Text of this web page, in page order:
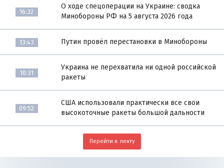
16:32
О ходе спецоперации на Украине: сводка
Минобороны РФ на 5 августа 2026 года
13:43 Путин провёл перестановки в Минобороны
10:31
Украина не перехватила ни одной российской
ракеты
09:52
США использовали практически все свои
высокоточные ракеты большой дальности
Перейти в ленту